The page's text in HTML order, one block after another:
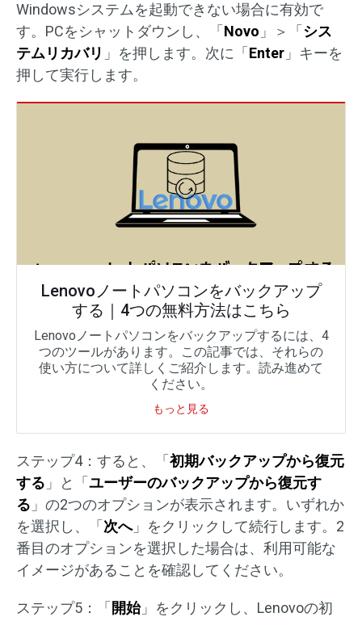
Windowsシステムを起動できない場合に有効で
す。PCをシャットダウンし、「 Novo 」＞「 シス
テムリカバリ 」を押します。次に「 Enter 」キーを
押して実行します。
Lenovoノートパソコンをバックアップ
する｜4つの無料方法はこちら
Lenovoノートパソコンをバックアップするには、4
つのツールがあります。この記事では、それらの
使い方について詳しくご紹介します。読み進めて
ください。
もっと見る
ステップ4：すると、「 初期バックアップから復元
する 」と「 ユーザーのバックアップから復元す
る 」の2つのオプションが表示されます。いずれか
を選択し、「 次へ」をクリックして続行します。2
番目のオプションを選択した場合は、利用可能な
イメージがあることを確認してください。
ステップ5：「 開始」をクリックし、Lenovoの初